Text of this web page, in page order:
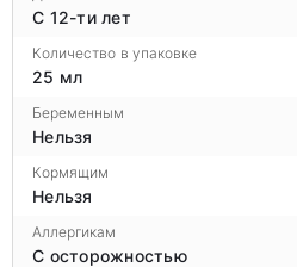
С 12-ти лет
Количество в упаковке
25 мл
Беременным
Нельзя
Кормящим
Нельзя
Аллергикам
С осторожностью